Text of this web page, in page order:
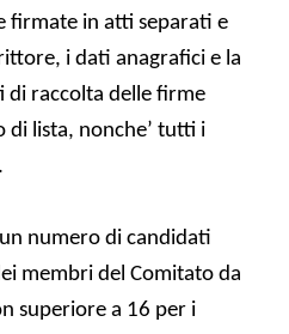
firmate in atti separati e
i dati anagrafici e la
di raccolta delle firme
di lista, nonche’ tutti i
numero di candidati
membri del Comitato da
superiore a 16 per i